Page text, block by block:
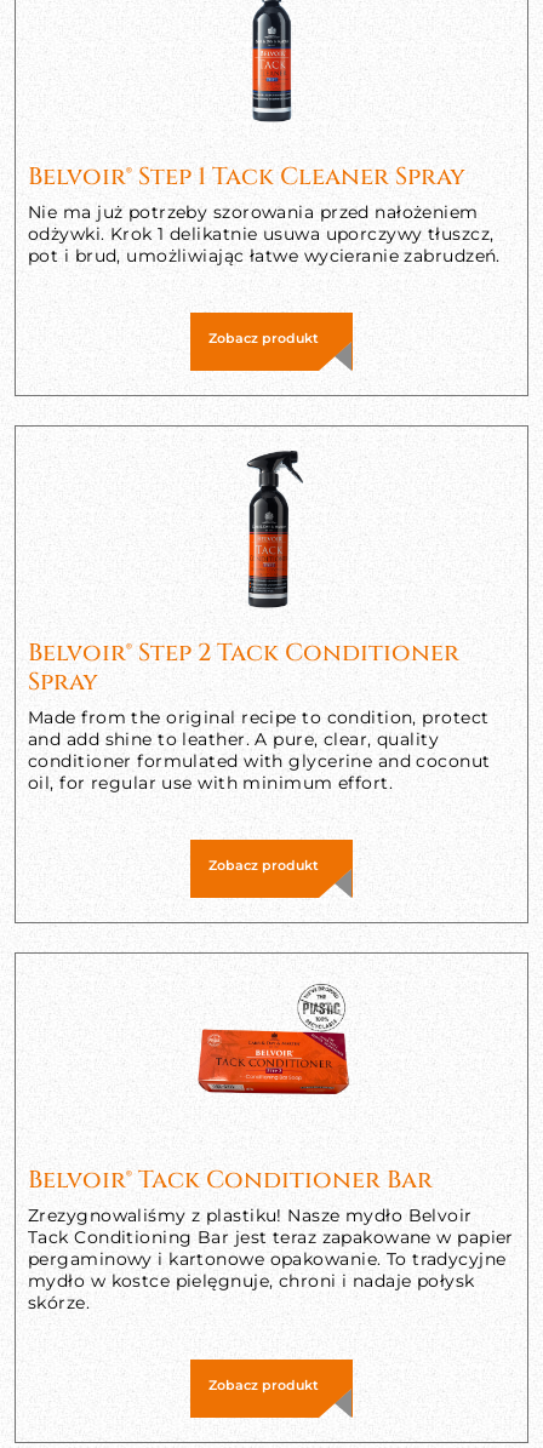
Belvoir® Step 1 Tack Cleaner Spray
Nie ma już potrzeby szorowania przed nałożeniem
odżywki. Krok 1 delikatnie usuwa uporczywy tłuszcz,
pot i brud, umożliwiając łatwe wycieranie zabrudzeń.
Zobacz produkt
Belvoir® Step 2 Tack Conditioner
Spray
Made from the original recipe to condition, protect
and add shine to leather. A pure, clear, quality
conditioner formulated with glycerine and coconut
oil, for regular use with minimum effort.
Zobacz produkt
Belvoir® Tack Conditioner Bar
Zrezygnowaliśmy z plastiku! Nasze mydło Belvoir
Tack Conditioning Bar jest teraz zapakowane w papier
pergaminowy i kartonowe opakowanie. To tradycyjne
mydło w kostce pielęgnuje, chroni i nadaje połysk
skórze.
Zobacz produkt